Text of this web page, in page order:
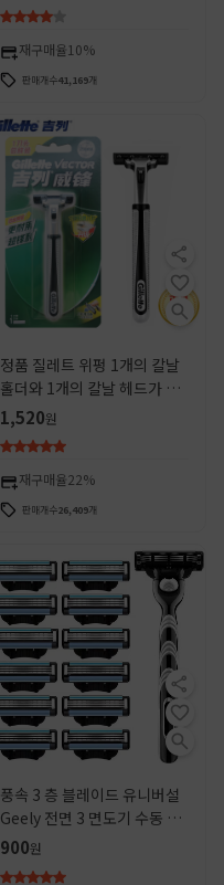
재구매율 10%
판매개수41,169개
정품 질레트 위펑 1개의 칼날
홀더와 1개의 칼날 헤드가 있
는 회전식 이중 면도기 남성용
수동 면도기
1,520원
재구매율22%
판매개수26,409개
풍속 3 층 블레이드 유니버설
Geely 전면 3 면도기 수동 면
도날 남성 면도 수염
900원